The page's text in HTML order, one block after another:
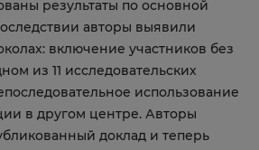
результаты по основной
авторы выявили
включение участников без
из 11 исследовательских
использование
в другом центре. Авторы
доклад и теперь